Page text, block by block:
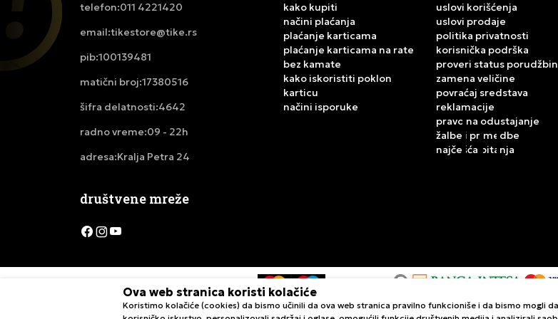
telefon:011 4221420
email:tikestore@tike.rs
pib:100139481
matični broj:17380516
šifra delatnosti:4642
radno vreme:09 - 22h
adresa:Kralja Petra 24
kako kupiti
načini plaćanja
plaćanje karticama
plaćanje karticama na rate
bez kamate
kako iskoristiti poklon
karticu
načini isporuke
uslovi korišćenja
uslovi prodaje
politika privatnosti
korisnička podrška
proveri status
zamena veličine
povraćaj sredstava
reklamacije
pravo na odustajanje
žalbe i primedbe
najčešća pitanja
društvene mreže
Ova web stranica koristi kolačiće
Koristimo kolačiće (cookies) da bismo učinili da ova web stranica pravilno funkcioniše i da bismo mogli